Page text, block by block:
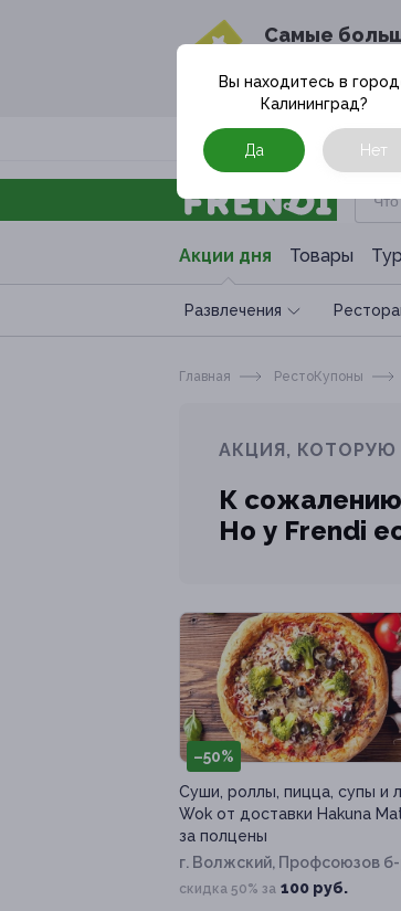
Cамые
в твоём
Москва
Акции дня Товары
Развлечения
Вы находитесь в
Калининград?
Да Нет
Главная РестоКупоны
АКЦИЯ, КОТОРУЮ
К
Но у Frendi
–50%
Суши, роллы, пицца, супы и
Wok от доставки Hakuna
за полцены
г. Волжский, Профсоюзов б-
19г
скидка 50% за 100 руб.